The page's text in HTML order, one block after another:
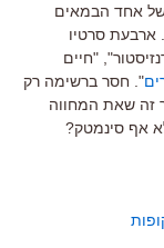
פיצ'ר שישודר מחר (חמישי) ביס 3, של אחד הבמאים
ארבעת סרטיו
"חיים
". חסר ברשימה רק
זה שאת המחווה
אף סינמטק?